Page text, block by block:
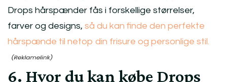
Drops hårspænder fås i forskellige størrelser,
farver og designs, så du kan finde den perfekte
hårspænde til netop din frisure og personlige stil.
6. Hvor du kan købe Drops